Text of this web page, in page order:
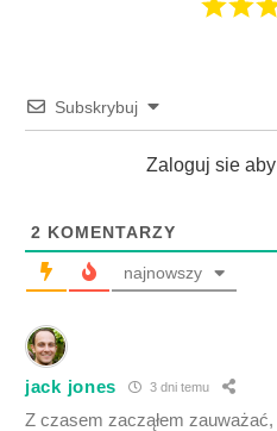
Subskrybuj
Zaloguj sie
2 KOMENTARZY
najnowszy
jack jones 3 dni temu
Z czasem zacząłem